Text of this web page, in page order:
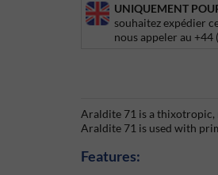
UNIQUEMENT
souhaitez expédier
nous appeler au +44
Araldite 71 is a thixotropic,
Araldite 71 is used with
Features: